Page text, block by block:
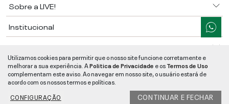
Sobre a LIVE!
Institucional
Ajuda
Segurança e Qualidade
LIVE!©2026- TODOS OS DIREITOS RESERVADOS -RUA MANOEL FRANCISCO
Utilizamos cookies para permitir que o nosso site funcione corretamente e
melhorar a sua experiência. APolitica de Privacidade e osTermos de Uso
complementam este aviso. Ao navegar em nosso site, o usuário estará de
acordo com os nossos termos e políticas.
CONFIGURAÇÃO
CONTINUAR E FECHAR